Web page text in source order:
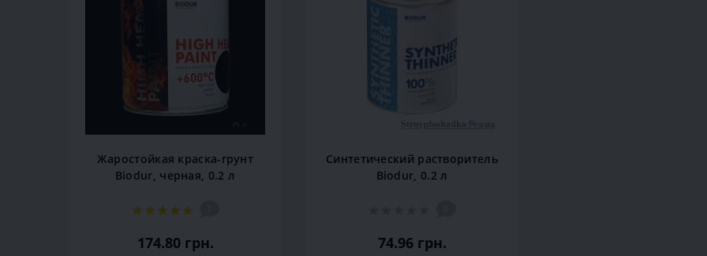
Жаростойкая краска-грунт
Biodur, черная, 0.2 л
174.80 грн.
Синтетический растворитель
Biodur, 0.2 л
74.96 грн.